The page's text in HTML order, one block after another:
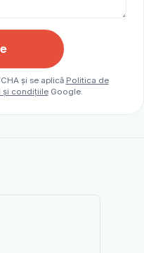
și se aplică Politica de
și condițiileGoogle.